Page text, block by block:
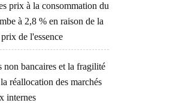
prix à la consommation du
à 2,8 % en raison de la
de l'essence
non bancaires et la fragilité
réallocation des marchés
internes